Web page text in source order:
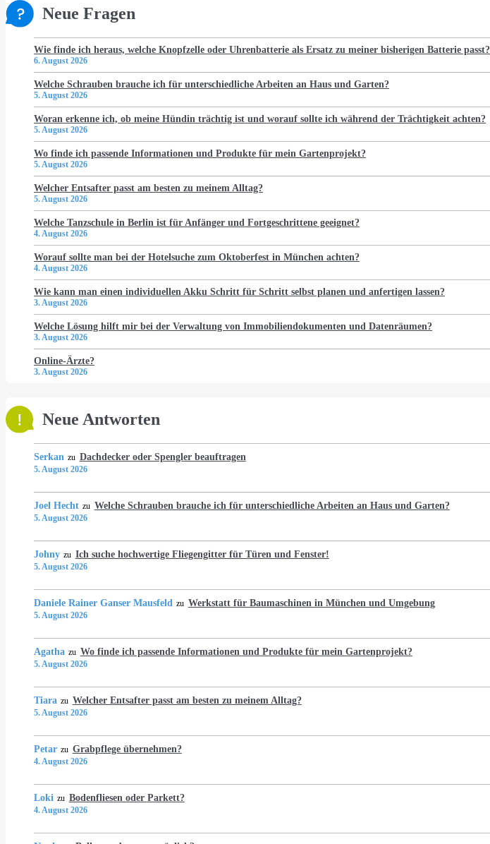
Neue Fragen
Wie finde ich heraus, welche Knopfzelle oder Uhrenbatterie als Ersatz zu meiner bisherigen Batterie passt?
6. August 2026
Welche Schrauben brauche ich für unterschiedliche Arbeiten an Haus und Garten?
5. August 2026
Woran erkenne ich, ob meine Hündin trächtig ist und worauf sollte ich während der Trächtigkeit achten?
5. August 2026
Wo finde ich passende Informationen und Produkte für mein Gartenprojekt?
5. August 2026
Welcher Entsafter passt am besten zu meinem Alltag?
5. August 2026
Welche Tanzschule in Berlin ist für Anfänger und Fortgeschrittene geeignet?
4. August 2026
Worauf sollte man bei der Hotelsuche zum Oktoberfest in München achten?
4. August 2026
Wie kann man einen individuellen Akku Schritt für Schritt selbst planen und anfertigen lassen?
3. August 2026
Welche Lösung hilft mir bei der Verwaltung von Immobiliendokumenten und Datenräumen?
3. August 2026
Online-Ärzte?
3. August 2026
Neue Antworten
Serkan zu Dachdecker oder Spengler beauftragen
5. August 2026
Joel Hecht zu Welche Schrauben brauche ich für unterschiedliche Arbeiten an Haus und Garten?
5. August 2026
Johny zu Ich suche hochwertige Fliegengitter für Türen und Fenster!
5. August 2026
Daniele Rainer Ganser Mausfeld zu Werkstatt für Baumaschinen in München und Umgebung
5. August 2026
Agatha zu Wo finde ich passende Informationen und Produkte für mein Gartenprojekt?
5. August 2026
Tiara zu Welcher Entsafter passt am besten zu meinem Alltag?
5. August 2026
Petar zu Grabpflege übernehmen?
4. August 2026
Loki zu Bodenfliesen oder Parkett?
4. August 2026